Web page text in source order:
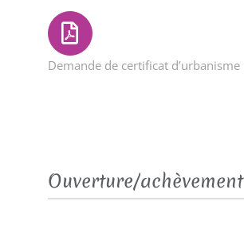
Demande de certificat
Ouverture/